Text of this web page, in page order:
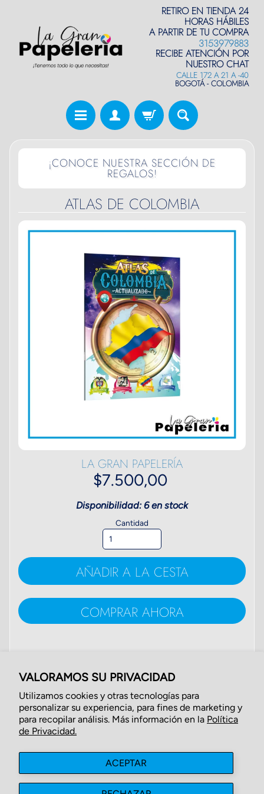
VALORAMOS SU PRIVACIDAD
Utilizamos cookies y otras tecnologías para
personalizar su experiencia, para fines de marketing y
para recopilar análisis. Más información en la Política
de Privacidad.
ACEPTAR
RETIRO EN TIENDA 24
HORAS HÁBILES
A PARTIR DE TU COMPRA
3153979883
RECIBE ATENCIÓN POR
NUESTRO CHAT
CALLE 172 A 21 A -40
BOGOTÁ - COLOMBIA
¡CONOCE NUESTRA SECCIÓN DE
REGALOS!
ATLAS DE COLOMBIA
LA GRAN PAPELERÍA
$7.500,00
Disponibilidad: 6 en stock
Cantidad
AÑADIR A LA CESTA
COMPRAR AHORA
COMPARTIR:
Acerca de Nosotros
Politicas de Privacidad
Politicas de Reembolso